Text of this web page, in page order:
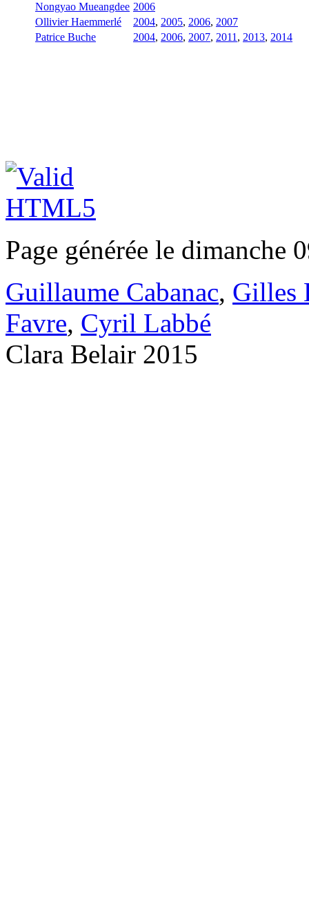
Nongyao Mueangdee 2006
Ollivier Haemmerlé
2004, 2005, 2006, 2007
Patrice Buche
2004, 2006, 2007, 2011 , 2013, 2014
Page générée le dimanche
Guillaume Cabanac, Gilles
Favre, Cyril Labbé
Clara Belair 2015